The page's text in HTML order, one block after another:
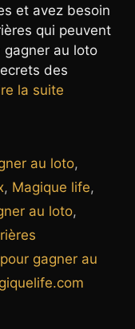
et avez besoin
qui peuvent
gagner au loto
des
la suite
au loto,
, Magique life,
au loto,
gagner au